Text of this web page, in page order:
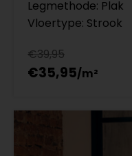
Legmethode: Plak
Vloertype: Strook
€39,95
€35,95